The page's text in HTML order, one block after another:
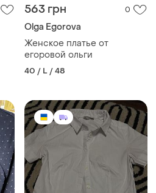
563 грн 0
Olga Egorova
Женское платье от
егоровой ольги
40 / L / 48